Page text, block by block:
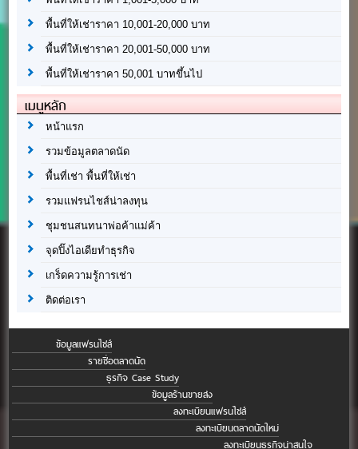
พื้นที่ให้เช่าราคา 10,001-20,000 บาท
พื้นที่ให้เช่าราคา 20,001-50,000 บาท
พื้นที่ให้เช่าราคา 50,001 บาทขึ้นไป
เมนูหลัก
หน้าแรก
รวมข้อมูลตลาดนัด
พื้นที่เช่า พื้นที่ให้เช่า
รวมแฟรนไชส์น่าลงทุน
ชุมชนสนทนาพ่อค้าแม่ค้า
จุดปิ๊งไอเดียทำธุรกิจ
เกร็ดความรู้การเช่า
ติดต่อเรา
ข้อมูลแฟรนไชส์
รายชื่อตลาดนัด
ธุรกิจ Case Study
ข้อมูลร้านขายส่ง
ลงทะเบียนแฟรนไชส์
ลงทะเบียนตลาดนัดใหม่
ลงทะเบียนธุรกิจน่าสนใจ